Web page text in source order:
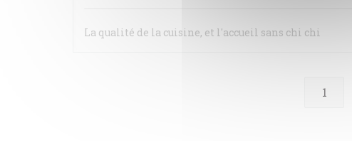
La qualité de la cuisine, et l'accueil sans chi chi
1